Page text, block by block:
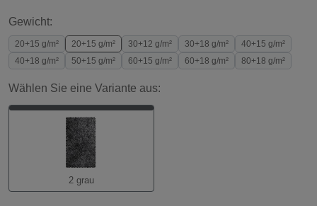
Gewicht:
20+15 g/m² 20+15 g/m² 30+12 g/m² 30+18 g/m²
40+15 g/m²
40+18 g/m²
50+15 g/m² 60+15 g/m² 60+18 g/m² 80+18 g/m²
Wählen Sie eine Variante aus:
2 grau